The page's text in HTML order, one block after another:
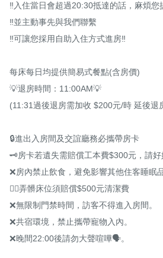
‼️入住當日會超過20:30抵達的話，麻煩您
‼️並主動事先與我們聯繫
‼️可讓您採用自助入住方式進房‼️
每床每日均提供簡易式餐點(含房價)
💡退房時間：11:00AM💡
(11:31過後退房需加收 $200元/時 延後退
🔒進出入房間及交誼廳務必攜帶房卡
🗝房卡若遺失需賠償工本費$300元，請好
❌房內禁止飲食，避免影響其他住客睡眠品
🕵️‍♀️弄髒床位須賠償$500元清潔費
❌無限制門禁時間，訪客不得進入房間。
❌共宿環境，禁止攜帶寵物入內。
❌晚間22:00後請勿大聲喧嘩🗣。